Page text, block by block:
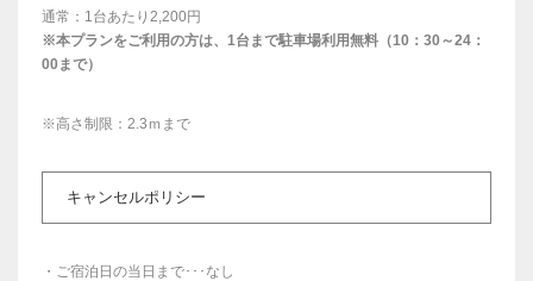
通常：1台あたり2,200円
※本プランをご利用の方は、1台まで駐車場利用無料（10：30～24：
00まで）
※高さ制限：2.3ｍまで
キャンセルポリシー
・ご宿泊日の当日まで･･･なし